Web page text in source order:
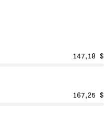
147,18 $
167,25 $